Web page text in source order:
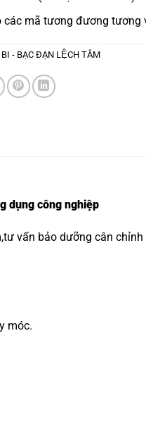
các mã tương đương tương
BI - BẠC ĐẠN LỆCH TÂM
dụng công nghiệp
vấn bảo dưỡng cân chỉnh
móc.